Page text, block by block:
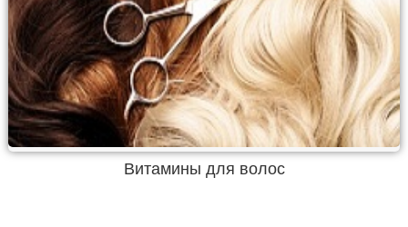
Витамины для волос